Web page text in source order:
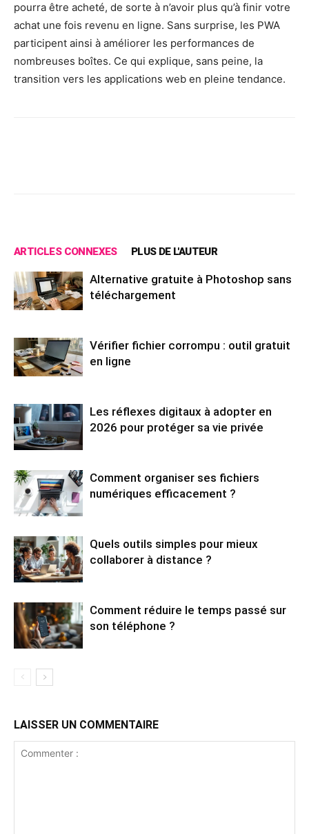
pourra être acheté, de sorte à n’avoir plus qu’à finir votre
achat une fois revenu en ligne. Sans surprise, les PWA
participent ainsi à améliorer les performances de
nombreuses boîtes. Ce qui explique, sans peine, la
transition vers les applications web en pleine tendance.
ARTICLES CONNEXES PLUS DE L'AUTEUR
Alternative gratuite à Photoshop sans
téléchargement
Vérifier fichier corrompu : outil gratuit
en ligne
Les réflexes digitaux à adopter en
2026 pour protéger sa vie privée
Comment organiser ses fichiers
numériques efficacement ?
Quels outils simples pour mieux
collaborer à distance ?
Comment réduire le temps passé sur
son téléphone ?
LAISSER UN COMMENTAIRE